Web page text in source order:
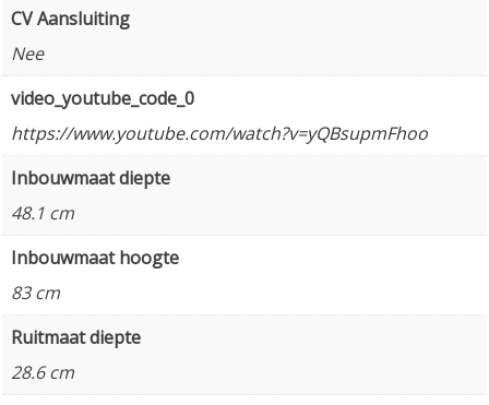
CV Aansluiting
Nee
video_youtube_code_0
https://www.youtube.com/watch?v=yQBsupmFhoo
Inbouwmaat diepte
48.1 cm
Inbouwmaat hoogte
83 cm
Ruitmaat diepte
28.6 cm